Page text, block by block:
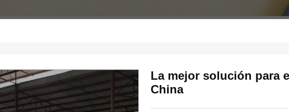
La mejor solución para
China